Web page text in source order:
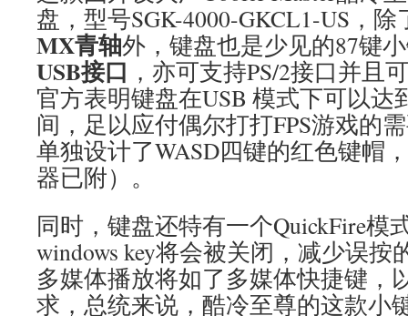
盘，型号SGK-4000-GKCL1-US，
MX青轴外，键盘也是少见的87键
USB接口 ，亦可支持PS/2接口并且
官方表明键盘在USB 模式下可以达
间，足以应付偶尔打打FPS游戏的
单独设计了WASD四键的红色键帽
器已附）。
同时，键盘还特有一个QuickFire模
windows key将会被关闭，减少误
多媒体播放将如了多媒体快捷键，
求，总统来说，酷冷至尊的这款小